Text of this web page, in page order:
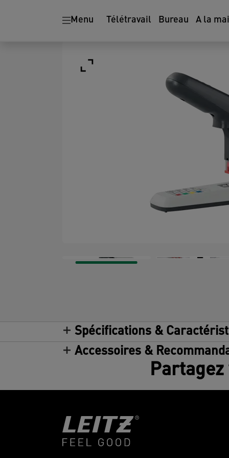
Menu Télétravail Bureau A la
Spécifications &
Accessoires &